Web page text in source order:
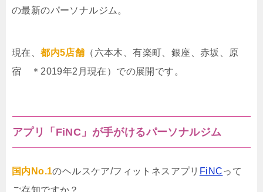
の最新のパーソナルジム。
現在、都内5店舗 （六本木、有楽町、銀座、赤坂、原
宿 ＊2019年2月現在）での展開です。
アプリ「FiNC」が手がけるパーソナルジム
国内No.1のヘルスケア/フィットネスアプリ FiNCって
ご存知ですか？